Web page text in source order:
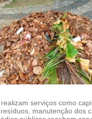
serviços como
manutenção dos